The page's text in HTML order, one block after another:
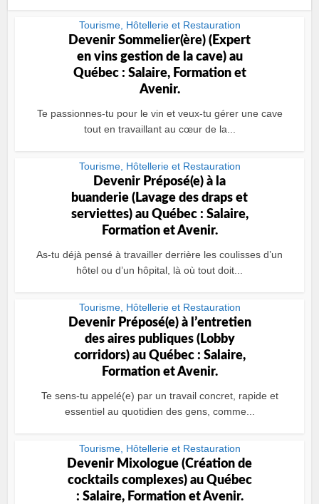
Tourisme, Hôtellerie et Restauration
Devenir Sommelier(ère) (Expert
en vins gestion de la cave) au
Québec : Salaire, Formation et
Avenir.
Te passionnes‑tu pour le vin et veux‑tu gérer une cave
tout en travaillant au cœur de la...
Tourisme, Hôtellerie et Restauration
Devenir Préposé(e) à la
buanderie (Lavage des draps et
serviettes) au Québec : Salaire,
Formation et Avenir.
As-tu déjà pensé à travailler derrière les coulisses d’un
hôtel ou d’un hôpital, là où tout doit...
Tourisme, Hôtellerie et Restauration
Devenir Préposé(e) à lʼentretien
des aires publiques (Lobby
corridors) au Québec : Salaire,
Formation et Avenir.
Te sens-tu appelé(e) par un travail concret, rapide et
essentiel au quotidien des gens, comme...
Tourisme, Hôtellerie et Restauration
Devenir Mixologue (Création de
cocktails complexes) au Québec
: Salaire, Formation et Avenir.